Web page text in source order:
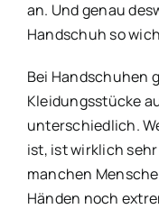
an. Und genau
Handschuh so
Bei Handschuhen
Kleidungsstücke
unterschiedlich.
ist, ist wirklich
manchen
Händen noch